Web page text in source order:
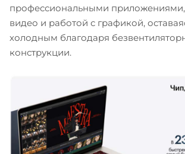
профессиональными
видео и работой с графикой,
холодным благодаря
конструкции.